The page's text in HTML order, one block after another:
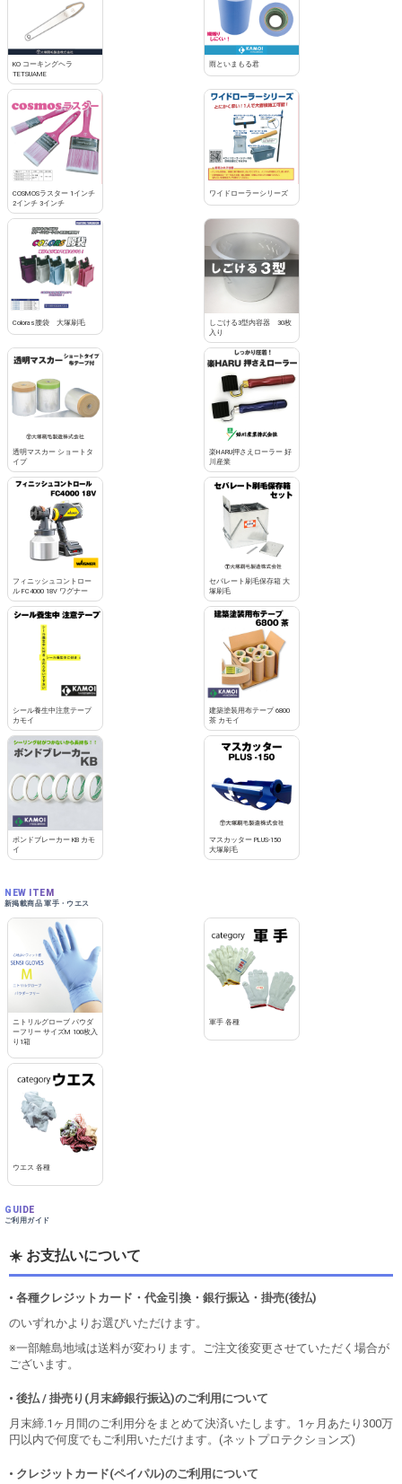
KO コーキングヘラ
TETSUAME
雨といまもる君
COSMOSラスター 1インチ
2インチ 3インチ
ワイドローラーシリーズ
Coloras腰袋 大塚刷毛
しごける3型内容器 30枚
入り
透明マスカー ショートタ
イプ
楽HARU押さえローラー 好
川産業
フィニッシュコントロー
ル FC4000 18V ワグナー
セパレート刷毛保存箱 大
塚刷毛
シール養生中注意テープ
カモイ
建築塗装用布テープ 6800
茶 カモイ
ボンドブレーカー KB カモ
イ
マスカッター PLUS-150
大塚刷毛
NEW ITEM
新掲載商品 軍手・ウエス
ニトリルグローブ パウダ
ーフリー サイズM 100枚入
り1箱
軍手 各種
ウエス 各種
GUIDE
ご利用ガイド
☀️ お支払いについて
• 各種クレジットカード・代金引換・銀行振込・掛売(後払)
のいずれかよりお選びいただけます。
※一部離島地域は送料が変わります。ご注文後変更させていただく場合が
ございます。
• 後払 / 掛売り(月末締銀行振込)のご利用について
月末締.1ヶ月間のご利用分をまとめて決済いたします。1ヶ月あたり300万
円以内で何度でもご利用いただけます。(ネットプロテクションズ)
• クレジットカード(ペイパル)のご利用について